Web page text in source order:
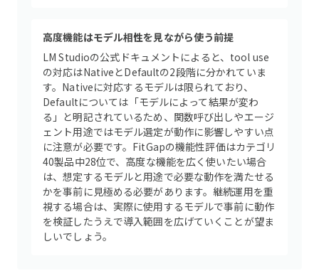
高度機能はモデル相性を見ながら使う前提
LM Studioの公式ドキュメントによると、tool use
の対応はNativeとDefaultの2段階に分かれていま
す。Nativeに対応するモデルは限られており、
Defaultについては「モデルによって結果が変わ
る」と明記されているため、関数呼び出しやエージ
ェント用途ではモデル選定が動作に影響しやすい点
に注意が必要です。FitGapの機能性評価はカテゴリ
40製品中28位で、高度な機能を広く使いたい場合
は、想定するモデルと用途で必要な動作を満たせる
かを事前に見極める必要があります。継続運用を重
視する場合は、実際に使用するモデルで事前に動作
を検証したうえで導入範囲を広げていくことが望ま
しいでしょう。